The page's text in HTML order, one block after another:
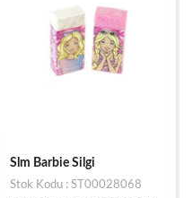
Trix Office Series Silgi
Stok Kodu : ST004339